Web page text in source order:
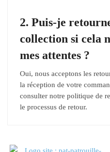
2. Puis-je
collection si cela
mes attentes ?
Oui, nous acceptons les
la réception de votre
consulter notre politique de
le processus de retour.